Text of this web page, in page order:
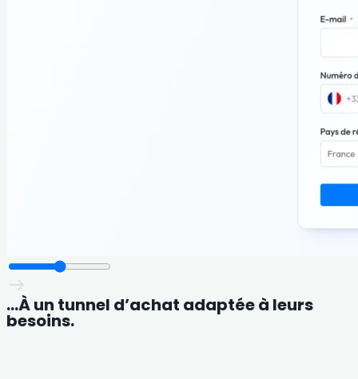
…À un tunnel d’achat adaptée à leurs
besoins.